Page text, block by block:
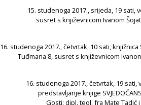
15. studenoga 2017., srijeda, 19 sati,
susret s književnicom Ivanom
16. studenoga 2017., četvrtak, 10 sati,
Tuđmana 8, susret s književnicom
16. studenoga 2017., četvrtak, 19 sati,
predstavljanje knjige
Gosti: dipl. teol. fra Mate Tadić